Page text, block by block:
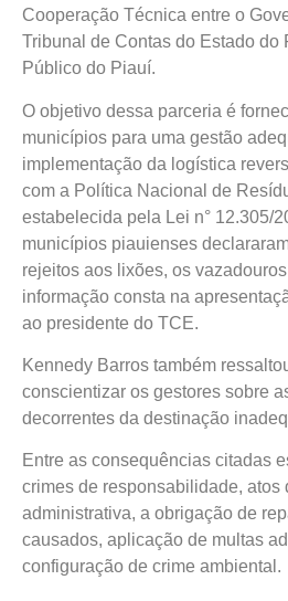
Cooperação Técnica entre o
Tribunal de Contas do Estado do
Público do Piauí.
O objetivo dessa parceria é
municípios para uma gestão
implementação da logística
com a Política Nacional de
estabelecida pela Lei n° 12.305/
municípios piauienses
rejeitos aos lixões, os
informação consta na
ao presidente do TCE.
Kennedy Barros também
conscientizar os gestores sobre
decorrentes da destinação
Entre as consequências citadas
crimes de responsabilidade, atos
administrativa, a obrigação de
causados, aplicação de multas
configuração de crime ambiental.